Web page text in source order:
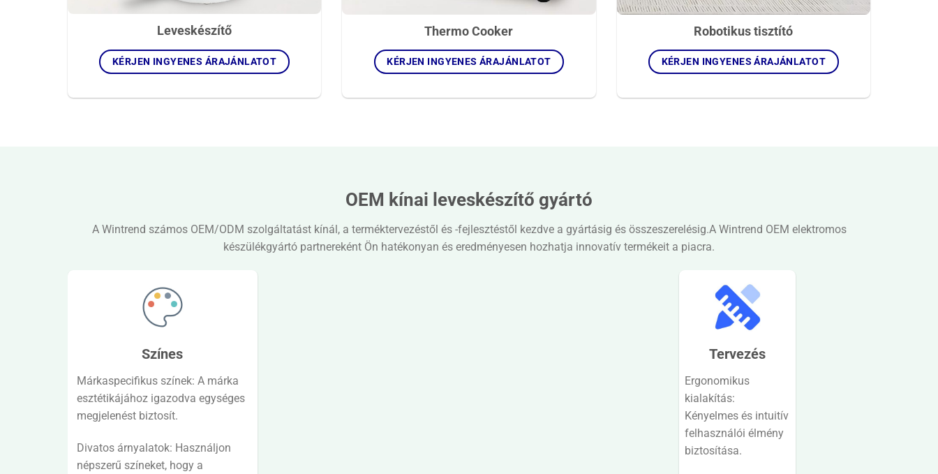
Leveskészítő
KÉRJEN INGYENES ÁRAJÁNLATOT
Thermo Cooker
KÉRJEN INGYENES ÁRAJÁNLATOT
Robotikus tisztító
KÉRJEN INGYENES ÁRAJÁNLATOT
OEM kínai leveskészítő gyártó
A Wintrend számos OEM/ODM szolgáltatást kínál, a terméktervezéstől és -fejlesztéstől kezdve a gyártásig és összeszerelésig.A Wintrend OEM elektromos
készülékgyártó partnereként Ön hatékonyan és eredményesen hozhatja innovatív termékeit a piacra.
Színes
Márkaspecifikus színek: A márka
esztétikájához igazodva egységes
megjelenést biztosít.
Divatos árnyalatok: Használjon
népszerű színeket, hogy a
Tervezés
Ergonomikus
kialakítás:
Kényelmes és intuitív
felhasználói élmény
biztosítása.